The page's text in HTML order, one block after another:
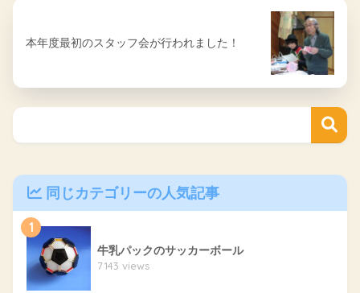
本年度最初のスタッフ会が行われました！
同じカテゴリーの人気記事
1
牛乳パックのサッカーボール
7143 views